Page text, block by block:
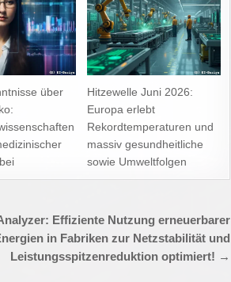
über
Hitzewelle Juni 2026:
Europa erlebt
Rekordtemperaturen und
massiv gesundheitliche
sowie Umweltfolgen
Effiziente Nutzung erneuerbarer
in Fabriken zur Netzstabilität und
Leistungsspitzenreduktion optimiert! →